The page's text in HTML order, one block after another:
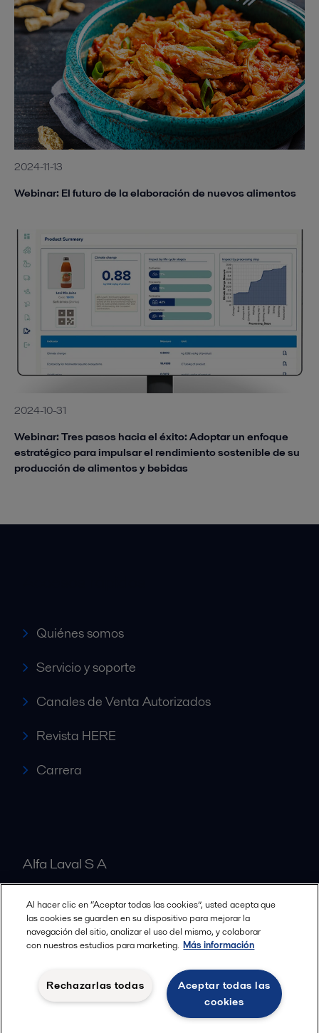
2024-11-13
Webinar: El futuro de la elaboración de nuevos alimentos
2024-10-31
Webinar: Tres pasos hacia el éxito: Adoptar un enfoque
estratégico para impulsar el rendimiento sostenible de su
producción de alimentos y bebidas
Quiénes somos
Servicio y soporte
Canales de Venta Autorizados
Revista HERE
Carrera
Alfa Laval S A
Nuestras oficinas
Términos y condiciones legales
Política de Privacidad
Al hacer clic en “Aceptar todas las cookies”, usted acepta que
las cookies se guarden en su dispositivo para mejorar la
navegación del sitio, analizar el uso del mismo, y colaborar
con nuestros estudios para marketing. Más información
Aceptar todas las
cookies
Rechazarlas todas